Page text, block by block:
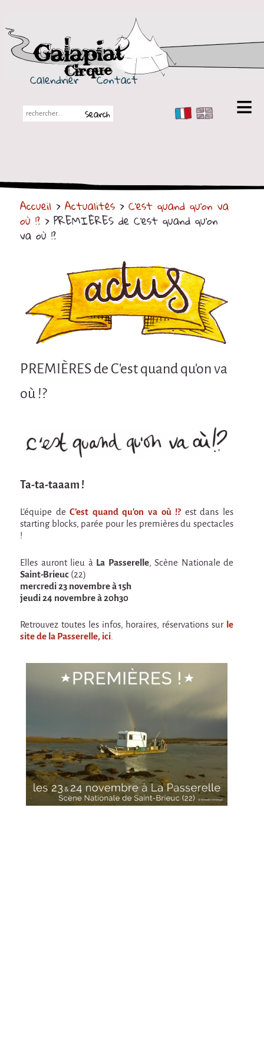
Galapiat Cirque
Calendrier
Contact
FR EN
Les Chapiteaux
Partenaires
Spectacles
Attraction Capillaire
BLANC
Courbatures
Courbatures
La Brise de la Pastille
L'âne & la carotte
Les maîtres du désordre
L'essaim - Projet participatif autour de la
Brise de la Pastille
Mad in Finland
Préviens les autres
Sans-Culotte
Espèce d'idiot
Il va pleuvoir
Il va pleuvoir
HIKI
HIKI
Mordicus (titre provisoire)
MORDICUS (titre provisoire)
BOI
Capilotractées
Marathon
Accueil > Actualités > C'est quand qu'on va
où !? > PREMIÈRES de C'est quand qu'on
va où !?
PREMIÈRES de C'est quand qu'on va
où !?
Ta-ta-taaam !
L'équipe deC'est quand qu'on va où !? est dans les
starting blocks, parée pour les premières du spectacles
!
Elles auront lieu à La Passerelle, Scène Nationale de
Saint-Brieuc (22)
mercredi 23 novembre à 15h
jeudi 24 novembre à 20h30
Retrouvez toutes les infos, horaires, réservations sur le
site de la Passerelle, ici.